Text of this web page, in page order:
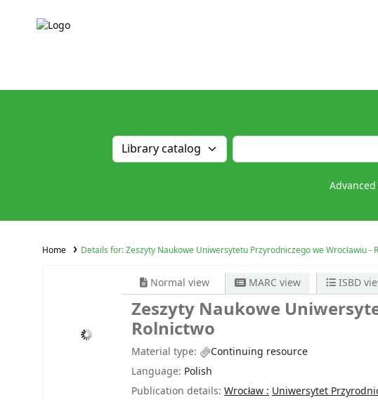
Home Details for:Zeszyty Naukowe Uniwersytetu Przyrodniczego we Wrocławiu -
Normal view MARC view ISBD
Zeszyty Naukowe
Rolnictwo
Material type:
Continuing resource
Language: Polish
Publication details: Wrocław : Uniwersytet